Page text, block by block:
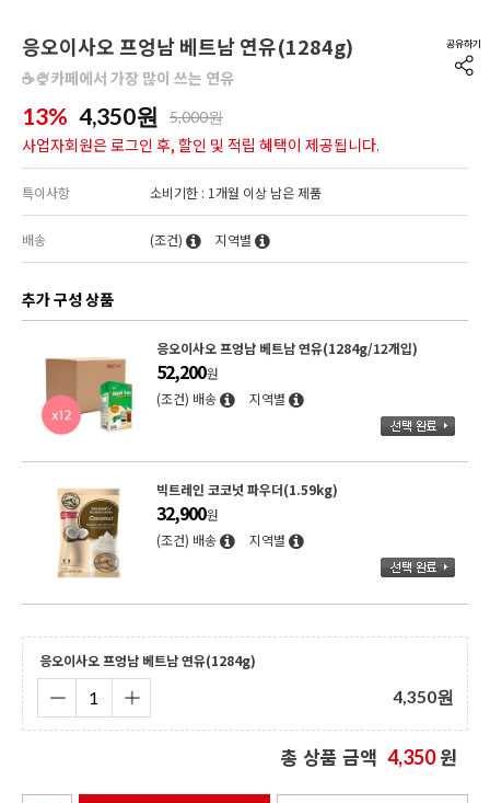
응오이사오 프엉남 베트남 연유(1284g)
☕🍨카페에서 가장 많이 쓰는 연유
13% 4,350원 5,000원
사업자회원은 로그인 후, 할인 및 적립 혜택이 제공됩니다.
특이사항 소비기한 : 1개월 이상 남은 제품
배송 (조건) 지역별
추가 구성 상품
응오이사오 프엉남 베트남 연유(1284g/12개입)
52,200원
(조건) 배송
지역별
빅트레인 코코넛 파우더(1.59kg)
32,900원
(조건) 배송
지역별
응오이사오 프엉남 베트남 연유(1284g)
4,350원
총 상품 금액 4,350원